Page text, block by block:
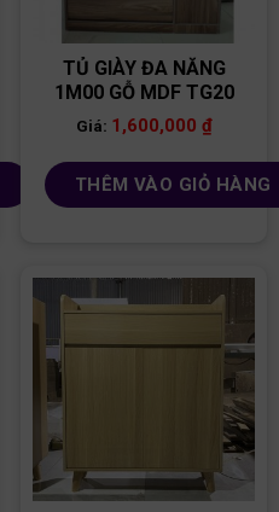
TỦ GIÀY ĐA NĂNG
1M00 GỖ MDF TG20
Giá: 1,600,000 ₫
THÊM VÀO GIỎ HÀNG